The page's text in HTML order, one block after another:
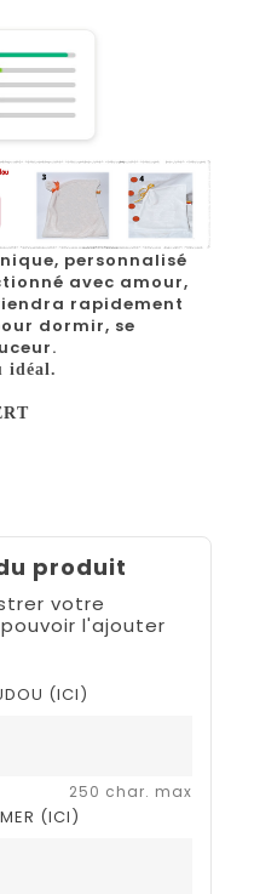
personnalisé
avec amour,
rapidement
dormir, se
idéal.
produit
votre
l'ajouter
(ICI)
250 char. max
(ICI)